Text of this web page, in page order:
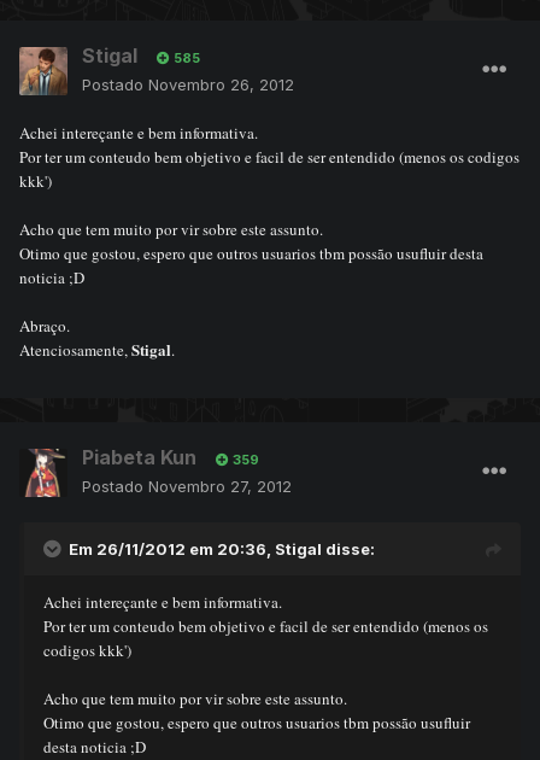
Stigal 585
Postado Novembro 26, 2012
Achei intereçante e bem informativa.
Por ter um conteudo bem objetivo e facil de ser entendido (menos os codigos
kkk')
Acho que tem muito por vir sobre este assunto.
Otimo que gostou, espero que outros usuarios tbm possão usufluir desta
noticia ;D
Abraço.
Atenciosamente,Stigal.
Piabeta Kun 359
Postado Novembro 27, 2012
Em 26/11/2012 em 20:36, Stigal disse:
Achei intereçante e bem informativa.
Por ter um conteudo bem objetivo e facil de ser entendido (menos os
codigos kkk')
Acho que tem muito por vir sobre este assunto.
Otimo que gostou, espero que outros usuarios tbm possão usufluir
desta noticia ;D